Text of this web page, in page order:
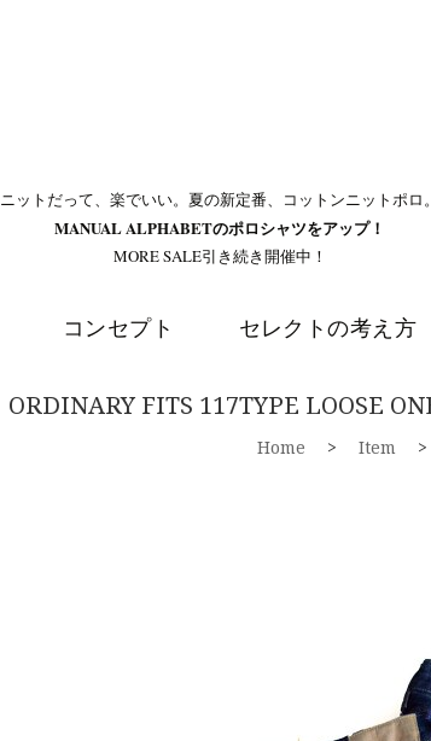
ニットだって、楽でいい。夏の新定番、コットンニットポロ。
MANUAL ALPHABETのポロシャツをアップ！
MORE SALE引き続き開催中！
コンセプト セレクトの考え方
ORDINARY FITS 117TYPE LOOSE
Home > Item >